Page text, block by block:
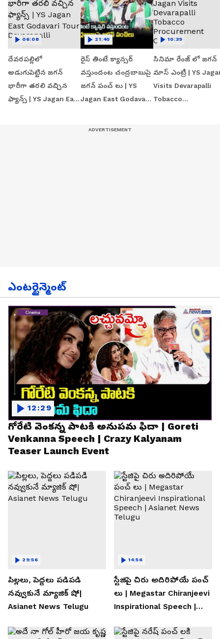
దేవరపల్లిలో
అడుగుపెట్టిన జగన్
భారీగా తరలి వచ్చిన
ఫ్యాన్స్ | YS Jagan East
06:08
రైస్ తింటే క్యాన్సర్
వస్తుందంట చంద్రబాబుపై
జగన్ పంచ్ లు | YS
Jagan East Godavari
21:40
సినిమా రేంజ్ లో జగన్‌
మాస్ ఎంట్రీ | YS
Visits Devarapalli
Tobacco
10:39
ఎంటర్టైన్మెంట్
గోరేటి వెంకన్న పాటకి అనుపమ ఫిదా | Goreti
Venkanna Speech | Crazy Kalyanam
Teaser Launch Event
12:29
పిల్లలు, పెద్దలు పడిపడి
నవ్వుకునే మ్యాజిక్ షో|
Asianet News Telugu
29:56
స్టేజిపై చిరు అదిరిపోయే పంచ్
లు | Megastar Chiranjeevi
Inspirational Speech |
14:56